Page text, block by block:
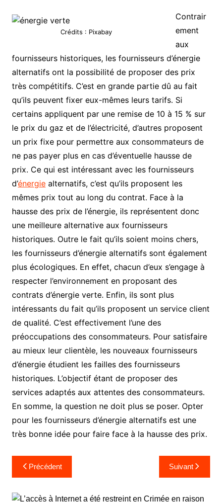
Crédits : Pixabay
Contrair
ement
aux
fournisseurs historiques, les fournisseurs d’énergie
alternatifs ont la possibilité de proposer des prix
très compétitifs. C’est en grande partie dû au fait
qu’ils peuvent fixer eux-mêmes leurs tarifs. Si
certains appliquent par une remise de 10 à 15 % sur
le prix du gaz et de l’électricité, d’autres proposent
un prix fixe pour permettre aux consommateurs de
ne pas payer plus en cas d’éventuelle hausse de
prix. Ce qui est intéressant avec les fournisseurs
d’énergiealternatifs, c’est qu’ils proposent les
mêmes prix tout au long du contrat. Face à la
hausse des prix de l’énergie, ils représentent donc
une meilleure alternative aux fournisseurs
historiques. Outre le fait qu’ils soient moins chers,
les fournisseurs d’énergie alternatifs sont également
plus écologiques. En effet, chacun d’eux s’engage à
respecter l’environnement en proposant des
contrats d’énergie verte. Enfin, ils sont plus
intéressants du fait qu’ils proposent un service client
de qualité. C’est effectivement l’une des
préoccupations des consommateurs. Pour satisfaire
au mieux leur clientèle, les nouveaux fournisseurs
d’énergie étudient les failles des fournisseurs
historiques. L’objectif étant de proposer des
services adaptés aux attentes des consommateurs.
En somme, la question ne doit plus se poser. Opter
pour les fournisseurs d’énergie alternatifs est une
très bonne idée pour faire face à la hausse des prix.
Navigation
de
l’article
Précédent Suivant